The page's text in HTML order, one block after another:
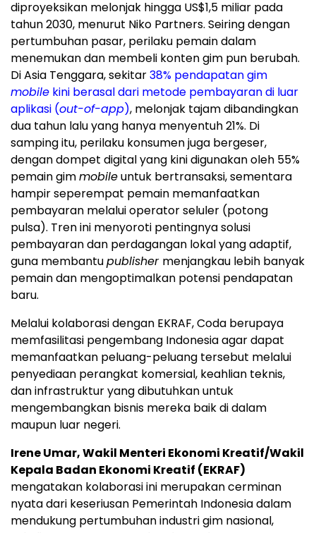
diproyeksikan melonjak hingga US$1,5 miliar pada
tahun 2030, menurut Niko Partners. Seiring dengan
pertumbuhan pasar, perilaku pemain dalam
menemukan dan membeli konten gim pun berubah.
Di Asia Tenggara, sekitar38% pendapatan gim
mobile kini berasal dari metode pembayaran di luar
aplikasi (out-of-app), melonjak tajam dibandingkan
dua tahun lalu yang hanya menyentuh 21%. Di
samping itu, perilaku konsumen juga bergeser,
dengan dompet digital yang kini digunakan oleh 55%
pemain gimmobileuntuk bertransaksi, sementara
hampir seperempat pemain memanfaatkan
pembayaran melalui operator seluler (potong
pulsa). Tren ini menyoroti pentingnya solusi
pembayaran dan perdagangan lokal yang adaptif,
guna membantupublisher menjangkau lebih banyak
pemain dan mengoptimalkan potensi pendapatan
baru.
Melalui kolaborasi dengan EKRAF, Coda berupaya
memfasilitasi pengembang Indonesia agar dapat
memanfaatkan peluang-peluang tersebut melalui
penyediaan perangkat komersial, keahlian teknis,
dan infrastruktur yang dibutuhkan untuk
mengembangkan bisnis mereka baik di dalam
maupun luar negeri.
Irene Umar, Wakil Menteri Ekonomi Kreatif/Wakil
Kepala Badan Ekonomi Kreatif (EKRAF)
mengatakan kolaborasi ini merupakan cerminan
nyata dari keseriusan Pemerintah Indonesia dalam
mendukung pertumbuhan industri gim nasional,